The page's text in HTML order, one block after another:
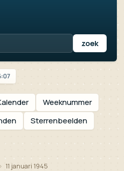
2026
Weeknummer
Sterrenbeelden
11 januari 1945